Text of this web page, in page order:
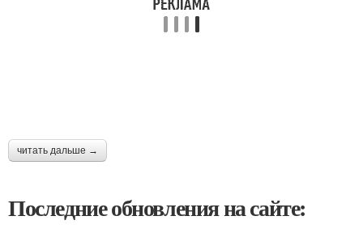
читать дальше →
Последние обновления на сайте: